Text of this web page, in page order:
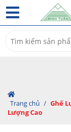
for:
Trang chủ / Ghế
Lượng Cao